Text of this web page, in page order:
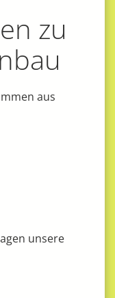
zu
aus
unsere